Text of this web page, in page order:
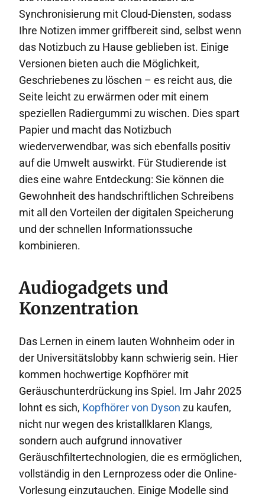
Synchronisierung mit Cloud-Diensten, sodass
Ihre Notizen immer griffbereit sind, selbst wenn
das Notizbuch zu Hause geblieben ist. Einige
Versionen bieten auch die Möglichkeit,
Geschriebenes zu löschen – es reicht aus, die
Seite leicht zu erwärmen oder mit einem
speziellen Radiergummi zu wischen. Dies spart
Papier und macht das Notizbuch
wiederverwendbar, was sich ebenfalls positiv
auf die Umwelt auswirkt. Für Studierende ist
dies eine wahre Entdeckung: Sie können die
Gewohnheit des handschriftlichen Schreibens
mit all den Vorteilen der digitalen Speicherung
und der schnellen Informationssuche
kombinieren.
Audiogadgets und
Konzentration
Das Lernen in einem lauten Wohnheim oder in
der Universitätslobby kann schwierig sein. Hier
kommen hochwertige Kopfhörer mit
Geräuschunterdrückung ins Spiel. Im Jahr 2025
lohnt es sich, Kopfhörer von Dyson zu kaufen,
nicht nur wegen des kristallklaren Klangs,
sondern auch aufgrund innovativer
Geräuschfiltertechnologien, die es ermöglichen,
vollständig in den Lernprozess oder die Online-
Vorlesung einzutauchen. Einige Modelle sind